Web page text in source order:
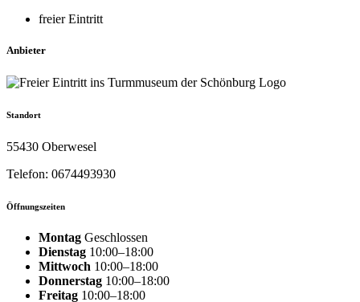
freier Eintritt
Anbieter
Standort
55430 Oberwesel
Telefon: 0674493930
Öffnungszeiten
Montag Geschlossen
Dienstag 10:00–18:00
Mittwoch 10:00–18:00
Donnerstag 10:00–18:00
Freitag 10:00–18:00